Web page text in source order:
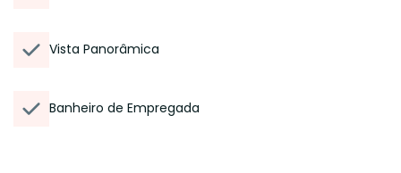
Vista Panorâmica
Banheiro de Empregada